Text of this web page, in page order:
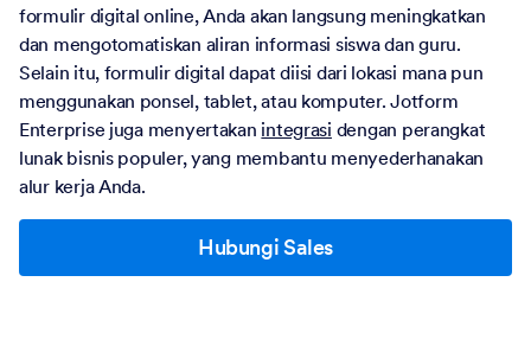
formulir digital online, Anda akan langsung meningkatkan
dan mengotomatiskan aliran informasi siswa dan guru.
Selain itu, formulir digital dapat diisi dari lokasi mana pun
menggunakan ponsel, tablet, atau komputer. Jotform
Enterprise juga menyertakan integrasi dengan perangkat
lunak bisnis populer, yang membantu menyederhanakan
alur kerja Anda.
Hubungi Sales